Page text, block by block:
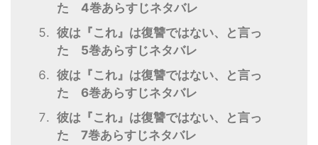
た 4巻あらすじネタバレ
彼は『これ』は復讐ではない、と言っ
た 5巻あらすじネタバレ
彼は『これ』は復讐ではない、と言っ
た 6巻あらすじネタバレ
彼は『これ』は復讐ではない、と言っ
た 7巻あらすじネタバレ